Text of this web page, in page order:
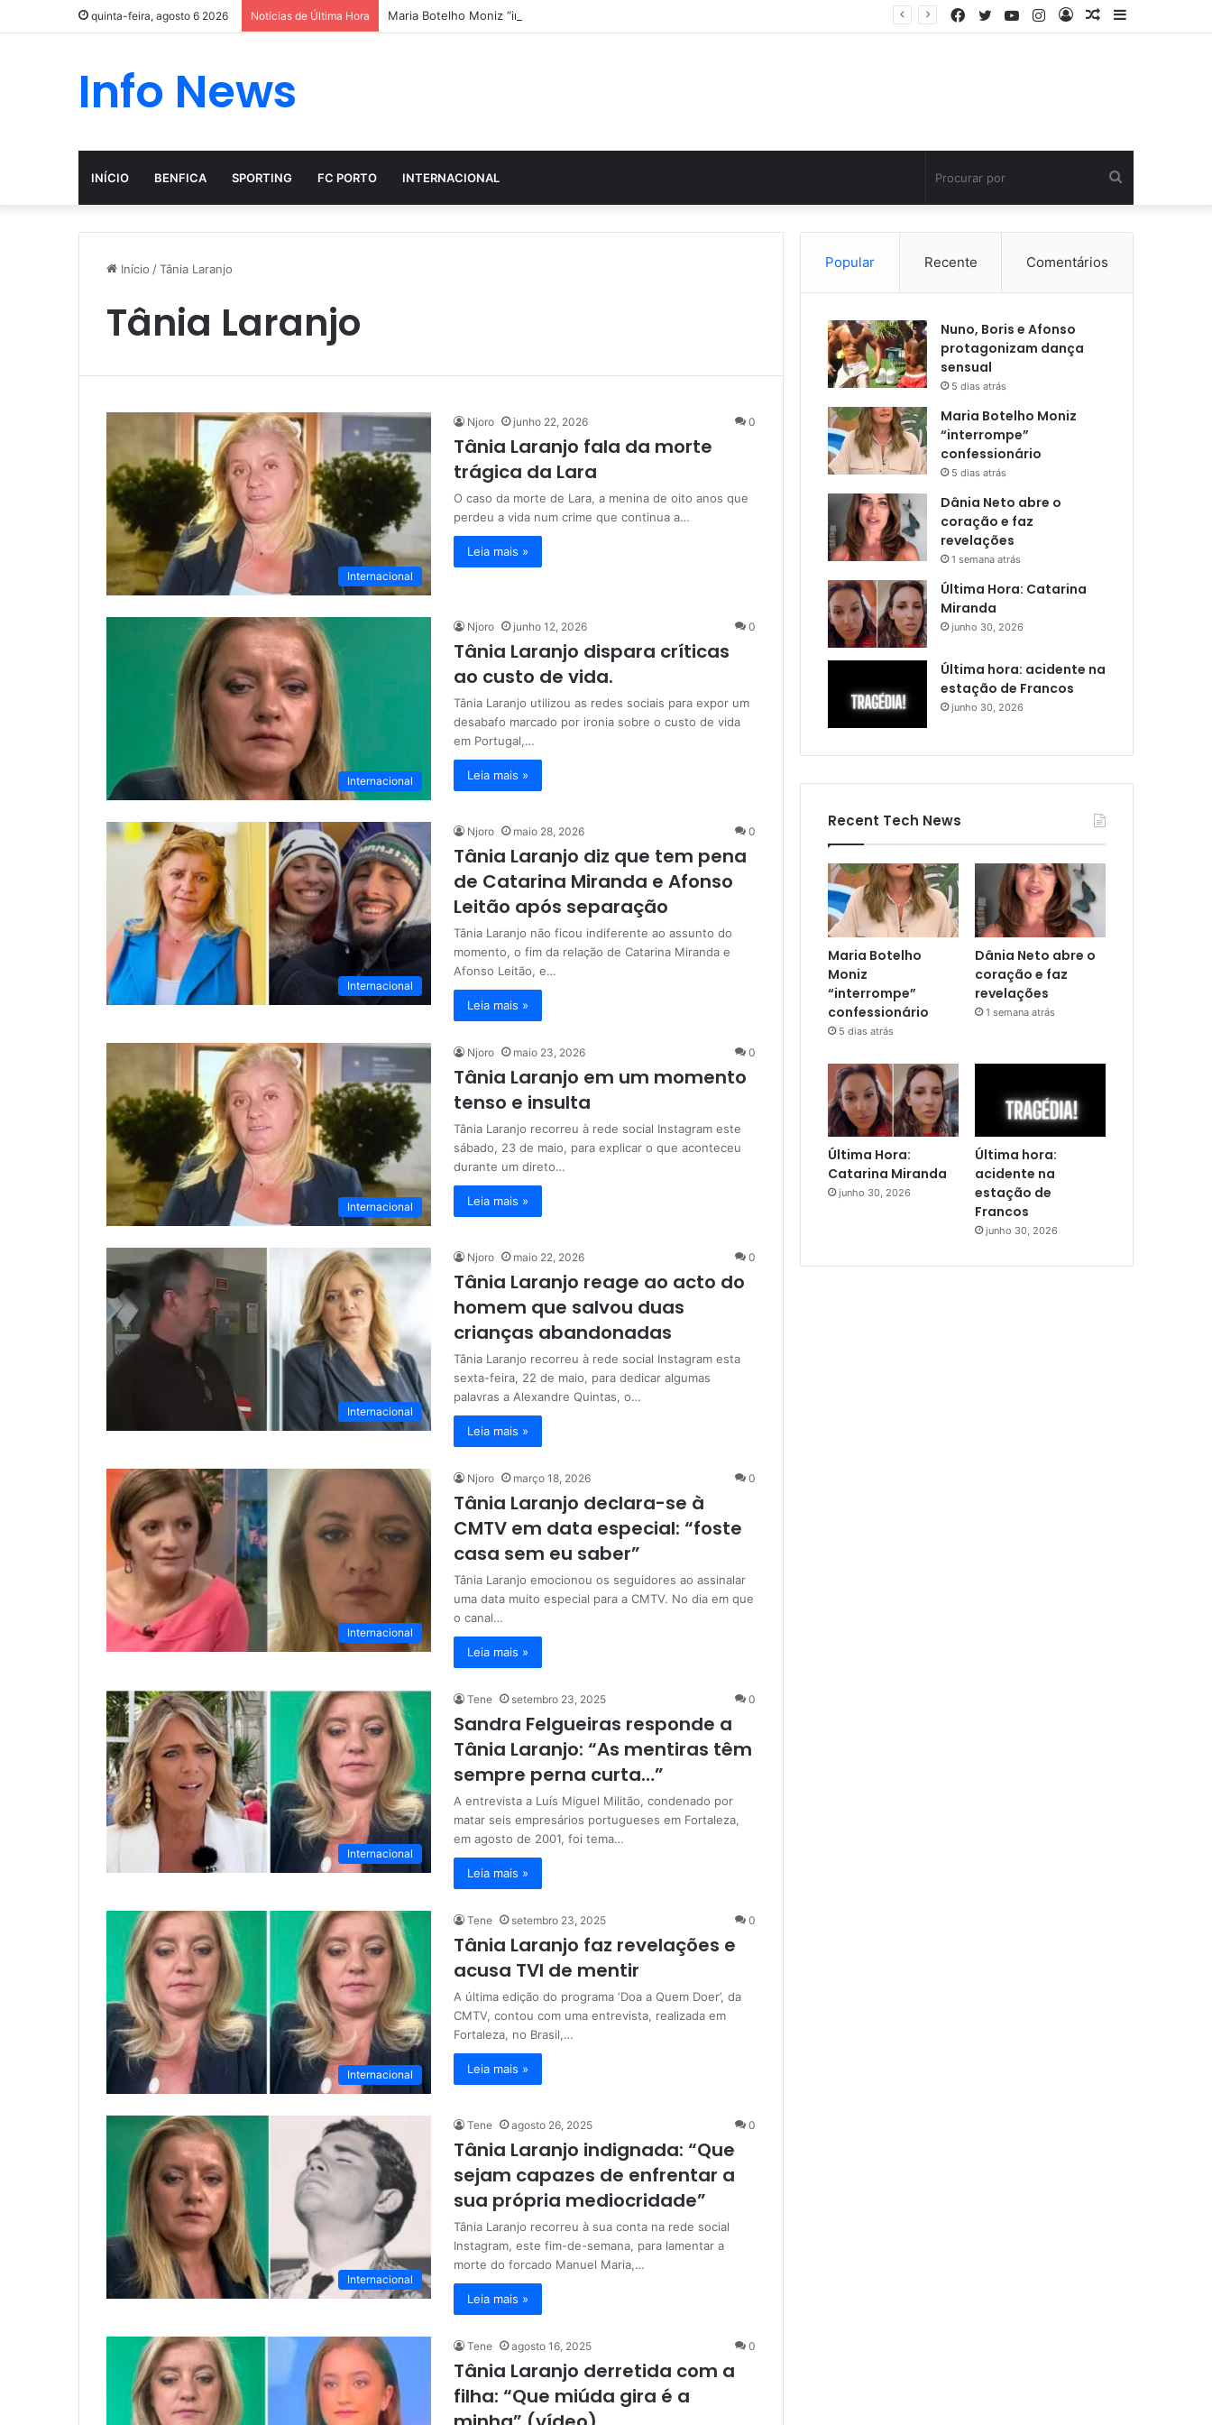
quinta-feira, agosto 6 2026 Notícias de Última Hora Maria Botelho Moniz “interrompe” confessionário
Barra
Artigo
Entrar
Instagram
YouTube
Twitter
Facebook
Info News
INÍCIO BENFICA SPORTING FC PORTO INTERNACIONAL
por
Início /Tânia Laranjo
Tânia Laranjo
Internacional
Njoro junho 22, 2026 0
Tânia Laranjo fala da morte
trágica da Lara
O caso da morte de Lara, a menina de oito anos que
perdeu a vida num crime que continua a…
Leia mais »
Internacional
Njoro junho 12, 2026 0
Tânia Laranjo dispara críticas
ao custo de vida.
Tânia Laranjo utilizou as redes sociais para expor um
desabafo marcado por ironia sobre o custo de vida
em Portugal,…
Leia mais »
Internacional
Njoro maio 28, 2026 0
Tânia Laranjo diz que tem pena
de Catarina Miranda e Afonso
Leitão após separação
Tânia Laranjo não ficou indiferente ao assunto do
momento, o fim da relação de Catarina Miranda e
Afonso Leitão, e…
Leia mais »
Internacional
Njoro maio 23, 2026 0
Tânia Laranjo em um momento
tenso e insulta
Tânia Laranjo recorreu à rede social Instagram este
sábado, 23 de maio, para explicar o que aconteceu
durante um direto…
Leia mais »
Internacional
Njoro maio 22, 2026 0
Tânia Laranjo reage ao acto do
homem que salvou duas
crianças abandonadas
Tânia Laranjo recorreu à rede social Instagram esta
sexta-feira, 22 de maio, para dedicar algumas
palavras a Alexandre Quintas, o…
Leia mais »
Internacional
Njoro março 18, 2026 0
Tânia Laranjo declara-se à
CMTV em data especial: “foste
casa sem eu saber”
Tânia Laranjo emocionou os seguidores ao assinalar
uma data muito especial para a CMTV. No dia em que
o canal…
Leia mais »
Internacional
Tene setembro 23, 2025 0
Sandra Felgueiras responde a
Tânia Laranjo: “As mentiras têm
sempre perna curta…”
A entrevista a Luís Miguel Militão, condenado por
matar seis empresários portugueses em Fortaleza,
em agosto de 2001, foi tema…
Leia mais »
Internacional
Tene setembro 23, 2025 0
Tânia Laranjo faz revelações e
acusa TVI de mentir
A última edição do programa ‘Doa a Quem Doer’, da
CMTV, contou com uma entrevista, realizada em
Fortaleza, no Brasil,…
Leia mais »
Internacional
Tene agosto 26, 2025 0
Tânia Laranjo indignada: “Que
sejam capazes de enfrentar a
sua própria mediocridade”
Tânia Laranjo recorreu à sua conta na rede social
Instagram, este fim-de-semana, para lamentar a
morte do forcado Manuel Maria,…
Leia mais »
Tene agosto 16, 2025 0
Tânia Laranjo derretida com a
filha: “Que miúda gira é a
Popular Recente Comentários
Nuno, Boris e Afonso
protagonizam dança
sensual
5 dias atrás
Maria Botelho Moniz
“interrompe”
confessionário
5 dias atrás
Dânia Neto abre o
coração e faz
revelações
1 semana atrás
Última Hora: Catarina
Miranda
junho 30, 2026
Última hora: acidente na
estação de Francos
junho 30, 2026
Recent Tech News
Maria Botelho
Moniz
“interrompe”
confessionário
5 dias atrás
Dânia Neto abre o
coração e faz
revelações
1 semana atrás
Última Hora:
Catarina Miranda
junho 30, 2026
Última hora:
acidente na
estação de
Francos
junho 30, 2026